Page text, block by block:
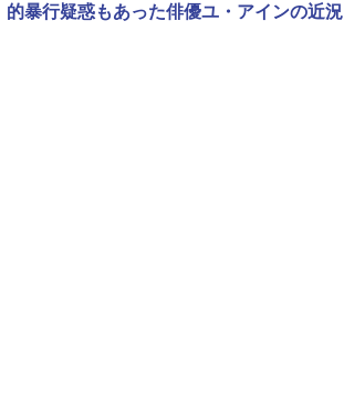
的暴行疑惑もあった俳優ユ・アインの近況